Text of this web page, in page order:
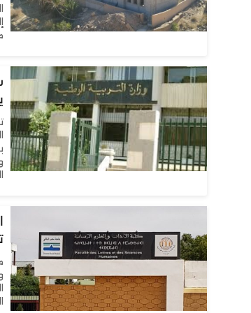
بتازة حفاظًا على سلامة المواطنين